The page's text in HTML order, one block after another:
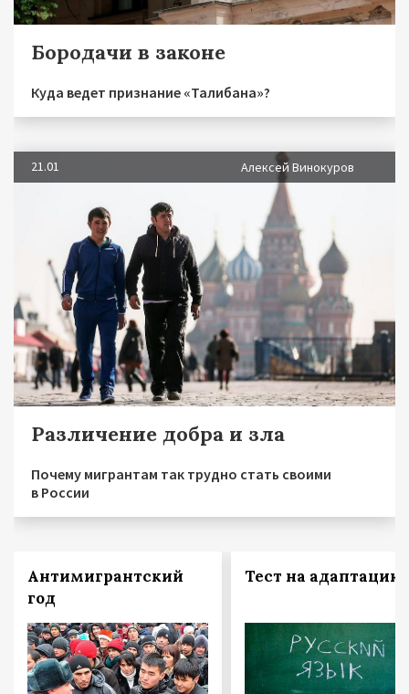
Бородачи в законе
Куда ведет признание «Талибана»?
21.01 Алексей Винокуров
Различение добра и зла
Почему мигрантам так трудно стать своими
в России
Антимигрантский
год
Тест на адаптацию